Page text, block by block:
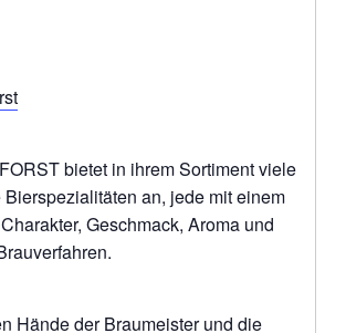
bietet in ihrem Sortiment viele
an, jede mit einem
Geschmack, Aroma und
Hände der Braumeister und die